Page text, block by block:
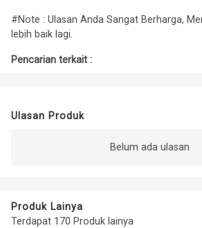
#Note : Ulasan Anda Sangat Berharga,
lebih baik lagi.
Pencarian terkait :
Ulasan Produk
Belum ada ulasan
Produk Lainya
Terdapat 170 Produk lainya